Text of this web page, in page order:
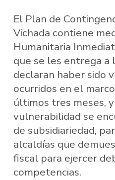
El Plan de
Vichada contiene
Humanitaria
que se les entrega a
declaran haber sido
ocurridos en el
últimos tres meses,
vulnerabilidad se
de subsidiariedad,
alcaldías que
fiscal para ejercer
competencias.